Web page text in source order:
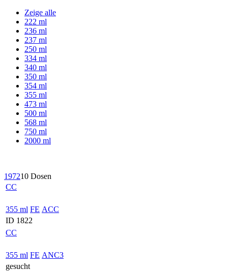
Zeige alle
222 ml
236 ml
237 ml
250 ml
334 ml
340 ml
350 ml
354 ml
355 ml
473 ml
500 ml
568 ml
750 ml
2000 ml
197210 Dosen
CC
355 ml FE ACC
ID 1822
CC
355 ml FE ANC3
gesucht